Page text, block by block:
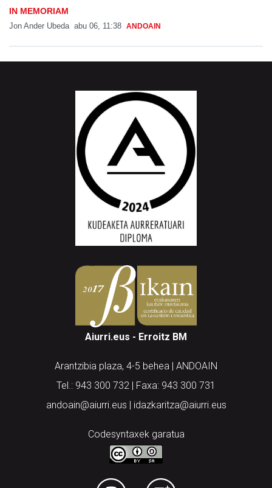
IN MEMORIAM
Jon Ander Ubeda abu 06, 11:38 ANDOAIN
Aiurri.eus - Erroitz BM
Arantzibia plaza, 4-5 behea | ANDOAIN
Tel.: 943 300 732 | Faxa: 943 300 731
andoain@aiurri.eus | idazkaritza@aiurri.eus
Codesyntaxek garatua